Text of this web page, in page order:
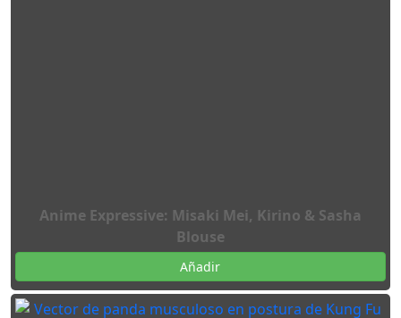
Anime Expressive: Misaki Mei, Kirino & Sasha
Blouse
Añadir